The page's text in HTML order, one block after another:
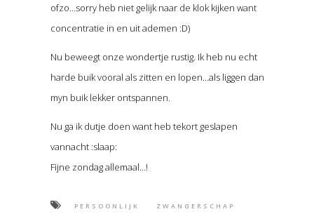
ofzo…sorry heb niet gelijk naar de klok kijken want
concentratie in en uit ademen :D)
Nu beweegt onze wondertje rustig. Ik heb nu echt
harde buik vooral als zitten en lopen…als liggen dan
myn buik lekker ontspannen.
Nu ga ik dutje doen want heb tekort geslapen
vannacht :slaap:
Fijne zondag allemaal…!
PERSOONLIJK ZWANGERSCHAP